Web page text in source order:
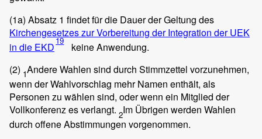
(1a) Absatz 1 findet für die Dauer der Geltung des
Kirchengesetzes zur Vorbereitung der Integration der UEK
in die EKD19
keine Anwendung.
(2) 1Andere Wahlen sind durch Stimmzettel vorzunehmen,
wenn der Wahlvorschlag mehr Namen enthält, als
Personen zu wählen sind, oder wenn ein Mitglied der
Vollkonferenz es verlangt. 2Im Übrigen werden Wahlen
durch offene Abstimmungen vorgenommen.